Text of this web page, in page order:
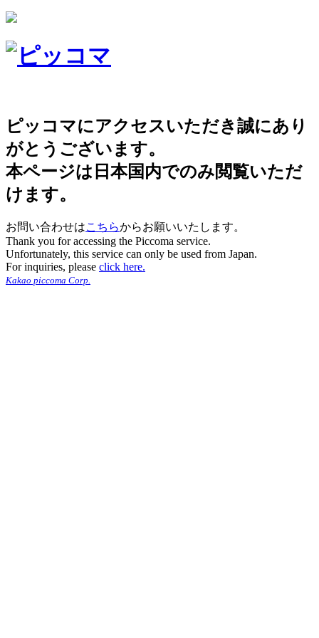
ピッコマにアクセスいただき誠にあり
がとうございます。
本ページは日本国内でのみ閲覧いただ
けます。
お問い合わせはこちらからお願いいたします。
Thank you for accessing the Piccoma service.
Unfortunately, this service can only be used from Japan.
For inquiries, please click here.
Kakao piccoma Corp.